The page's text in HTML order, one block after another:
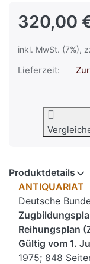
320,00
inkl. MwSt. (7%),
Lieferzeit:
Produktdetails
ANTIQUARIAT
Deutsche
Reihungsplan
Gültig vom 1.
1975; 848